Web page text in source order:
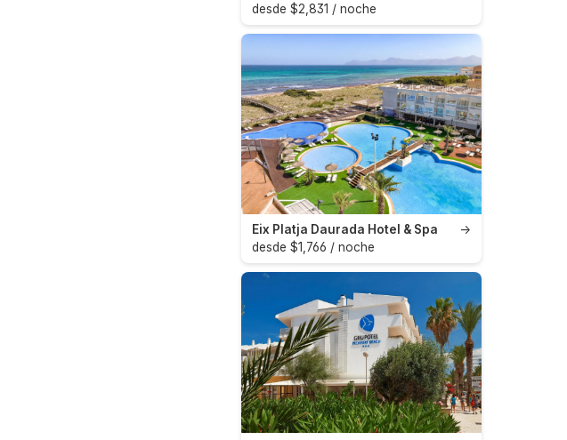
desde $2,831 / noche
→
Eix Platja Daurada Hotel & Spa
desde $1,766 / noche